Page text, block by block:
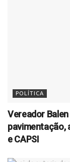
POLÍTICA
Vereador
pavimentação,
e CAPSI